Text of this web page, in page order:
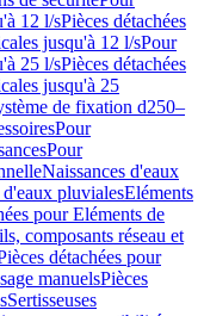
12 l/sPièces détachées
jusqu'à 12 l/sPour
25 l/sPièces détachées
jusqu'à 25
de fixation d250–
Pour
Pour
Naissances d'eaux
d'eaux pluvialesEléments
pour Eléments de
composants réseau et
détachées pour
manuelsPièces
Sertisseuses